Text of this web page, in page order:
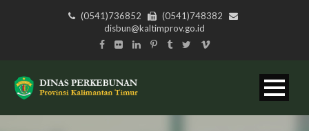
(0541)736852
(0541)748382
disbun@kaltimprov.go.id